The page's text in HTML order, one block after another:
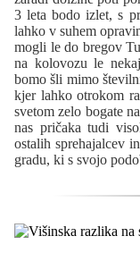
3 leta bodo izlet, s
lahko v suhem
mogli le do bregov
na kolovozu le
bomo šli mimo
kjer lahko otrokom
svetom zelo bogate
nas pričaka tudi
ostalih sprehajalcev
gradu, ki s svojo